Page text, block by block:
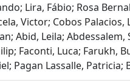
Lira, Fábio; Rosa
Victor; Cobos Palacios,
Abid, Leila;
Faconti, Luca; Farukh,
Pagan Lassalle, Patricia;